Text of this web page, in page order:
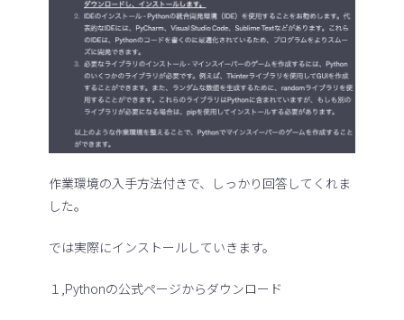
作業環境の入手方法付きで、しっかり回答してくれま
した。
では実際にインストールしていきます。
１,Pythonの公式ページからダウンロード